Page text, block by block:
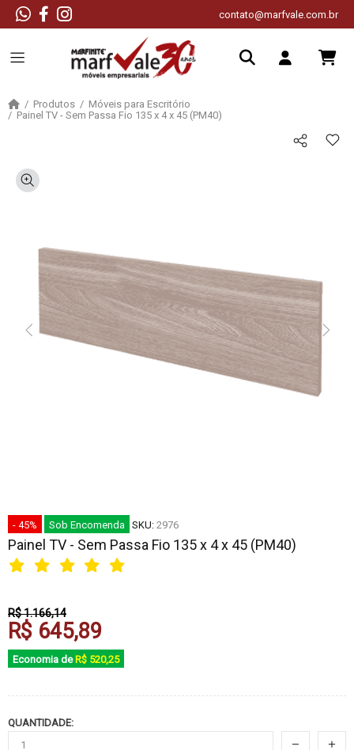
contato@marfvale.com.br
Produtos
Móveis para Escritório
Painel TV - Sem Passa Fio 135 x 4 x 45 (PM40)
- 45% Sob Encomenda SKU: 2976
Painel TV - Sem Passa Fio 135 x 4 x 45 (PM40)
R$ 1.166,14
R$ 645,89
Economia de R$ 520,25
QUANTIDADE: